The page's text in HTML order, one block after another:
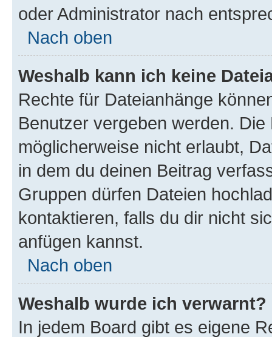
oder Administrator nach
Nach oben
Weshalb kann ich keine
Rechte für Dateianhänge
Benutzer vergeben werden.
möglicherweise nicht erlaubt,
in dem du deinen Beitrag
Gruppen dürfen Dateien
kontaktieren, falls du dir nicht
anfügen kannst.
Nach oben
Weshalb wurde ich verwarnt?
In jedem Board gibt es eigene